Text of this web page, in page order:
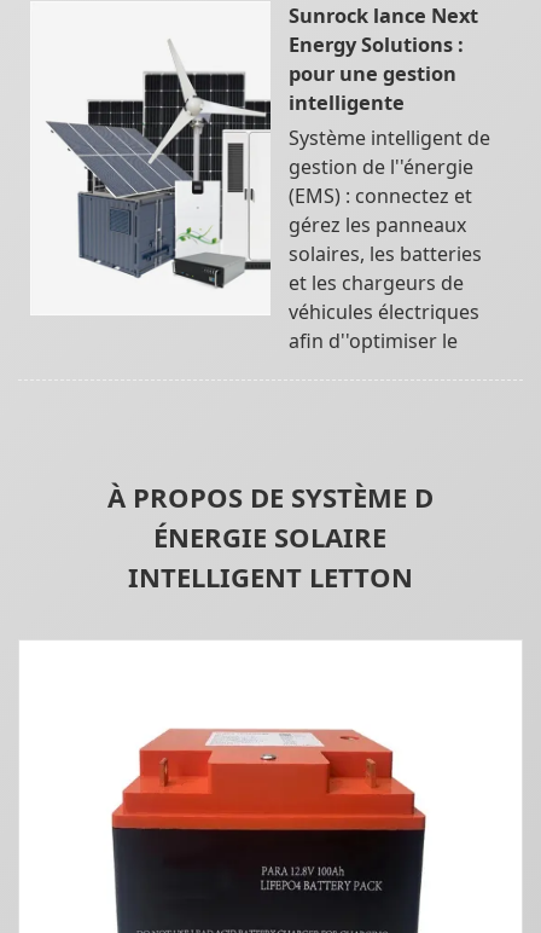
Sunrock lance Next
Energy Solutions :
pour une gestion
intelligente
Système intelligent de
gestion de l''énergie
(EMS) : connectez et
gérez les panneaux
solaires, les batteries
et les chargeurs de
véhicules électriques
afin d''optimiser le
À PROPOS DE SYSTÈME D
ÉNERGIE SOLAIRE
INTELLIGENT LETTON